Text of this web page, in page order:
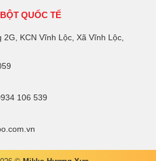
QUỐC TẾ
KCN Vĩnh Lộc, Xã Vĩnh Lộc,
106 539